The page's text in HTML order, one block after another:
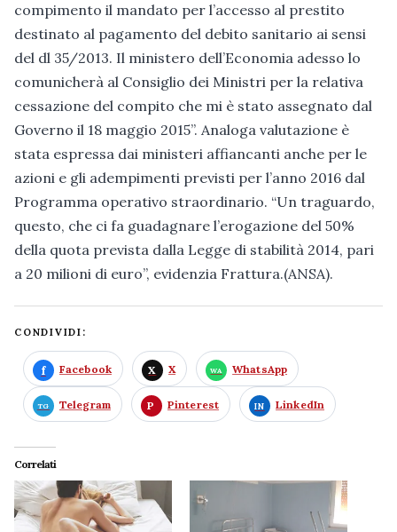
compimento il mandato per l’accesso al prestito
destinato al pagamento del debito sanitario ai sensi
del dl 35/2013. Il ministero dell’Economia adesso lo
comunicherà al Consiglio dei Ministri per la relativa
cessazione del compito che mi è stato assegnato dal
Governo il 18 maggio 2015”. Analoga valutazione è
stata espressa dai ministeri affiancanti anche per le
azioni e gli adempimenti previsti per l’anno 2016 dal
Programma operativo straordinario. “Un traguardo,
questo, che ci fa guadagnare l’erogazione del 50%
della quota prevista dalla Legge di stabilità 2014, pari
a 20 milioni di euro”, evidenzia Frattura.(ANSA).
CONDIVIDI:
Facebook X WhatsApp
Telegram Pinterest LinkedIn
Correlati